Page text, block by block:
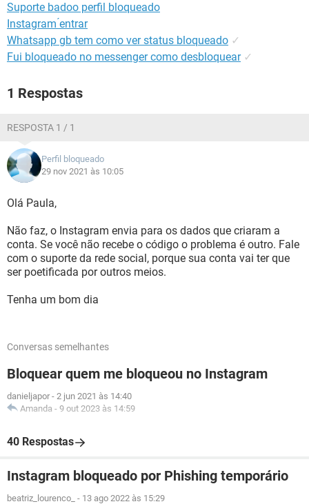
Suporte badoo perfil bloqueado
Instagram ́entrar
Whatsapp gb tem como ver status bloqueado ✓
Fui bloqueado no messenger como desbloquear ✓
1 Respostas
RESPOSTA 1 / 1
Perfil bloqueado
29 nov 2021 às 10:05
Olá Paula,
Não faz, o Instagram envia para os dados que criaram a
conta. Se você não recebe o código o problema é outro. Fale
com o suporte da rede social, porque sua conta vai ter que
ser poetificada por outros meios.
Tenha um bom dia
Conversas semelhantes
Bloquear quem me bloqueou no Instagram
danieljapor - 2 jun 2021 às 14:40
Amanda - 9 out 2023 às 14:59
40 Respostas
Instagram bloqueado por Phishing temporário
beatriz_lourenco_ - 13 ago 2022 às 15:29